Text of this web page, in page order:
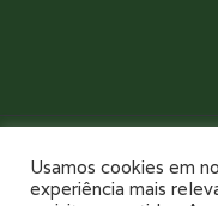
Desenvolvido com
Usamos cookies em
experiência mais